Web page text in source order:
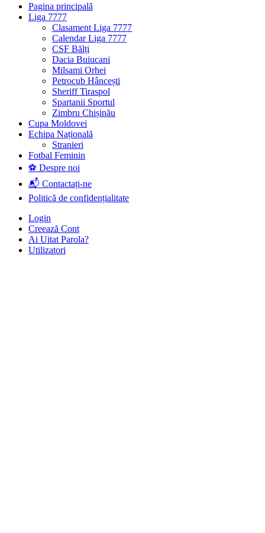
Pagina principală
Liga 7777
Clasament Liga 7777
Calendar Liga 7777
CSF Bălți
Dacia Buiucani
Milsami Orhei
Petrocub Hâncești
Sheriff Tiraspol
Spartanii Sportul
Zimbru Chișinău
Cupa Moldovei
Echipa Națională
Stranieri
Fotbal Feminin
⚽ Despre noi
📬 Contactați-ne
Politică de confidențialitate
Login
Creează Cont
Ai Uitat Parola?
Utilizatori